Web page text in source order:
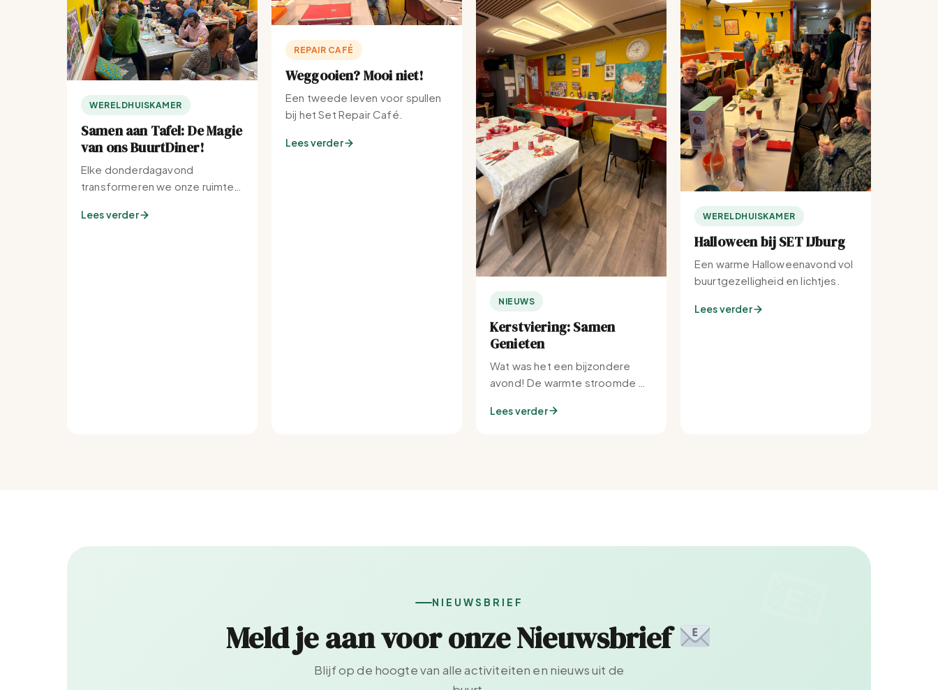
WERELDHUISKAMER
Samen aan Tafel: De Magie
van ons BuurtDiner!
Elke donderdagavond
transformeren we onze ruimte
buurt.
Lees verder
REPAIR CAFÉ
Weggooien? Mooi niet!
Een tweede leven voor spullen
bij het Set Repair Café.
Lees verder
NIEUWS
Kerstviering: Samen
Genieten
Wat was het een bijzondere
avond! De warmte stroomde bij
Lees verder
WERELDHUISKAMER
Halloween bij SET IJburg
Een warme Halloweenavond vol
buurtgezelligheid en lichtjes.
Lees verder
NIEUWSBRIEF
Meld je aan voor onze Nieuwsbrief
Blijf op de hoogte van alle activiteiten en nieuws uit de